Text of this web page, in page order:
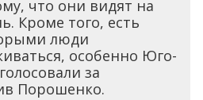
что они видят на
Кроме того, есть
люди
особенно Юго-
за
Порошенко.